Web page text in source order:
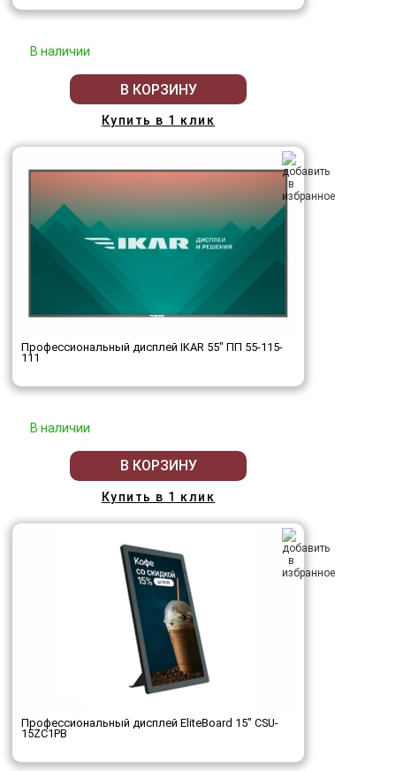
В наличии
В КОРЗИНУ
Купить в 1 клик
Профессиональный дисплей IKAR 55" ПП 55-115-
111
В наличии
В КОРЗИНУ
Купить в 1 клик
Профессиональный дисплей EliteBoard 15" CSU-
15ZC1PB